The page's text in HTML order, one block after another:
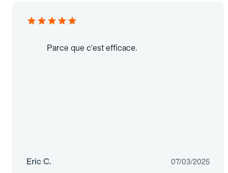
Parce que c'est efficace.
Eric C. 07/03/2025